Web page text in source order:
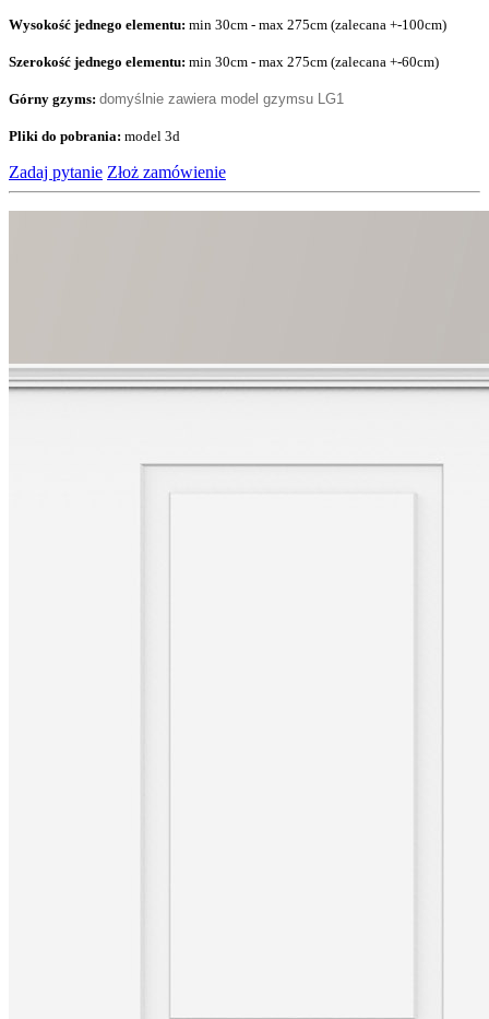
Wysokość jednego elementu: min 30cm - max 275cm (zalecana +-100cm)
Szerokość jednego elementu: min 30cm - max 275cm (zalecana +-60cm)
Górny gzyms: domyślnie zawiera model gzymsu LG1
Pliki do pobrania: model 3d
Zadaj pytanie Złoż zamówienie